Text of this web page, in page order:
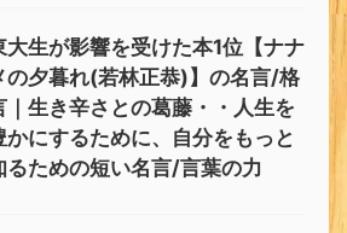
大生が影響を受けた本1位【ナナ
の夕暮れ(若林正恭)】の名言/格
｜生き辛さとの葛藤・・人生を
かにするために、自分をもっと
るための短い名言/言葉の力